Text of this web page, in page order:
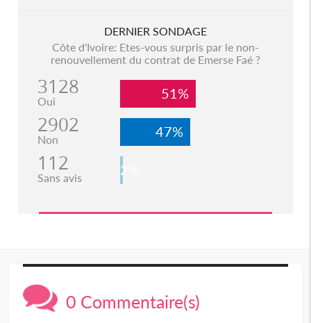
DERNIER SONDAGE
Côte d'Ivoire: Etes-vous surpris par le non-
renouvellement du contrat de Emerse Faé ?
3128
Oui 51%
2902
Non 47%
112
Sans avis 2%
0 Commentaire(s)